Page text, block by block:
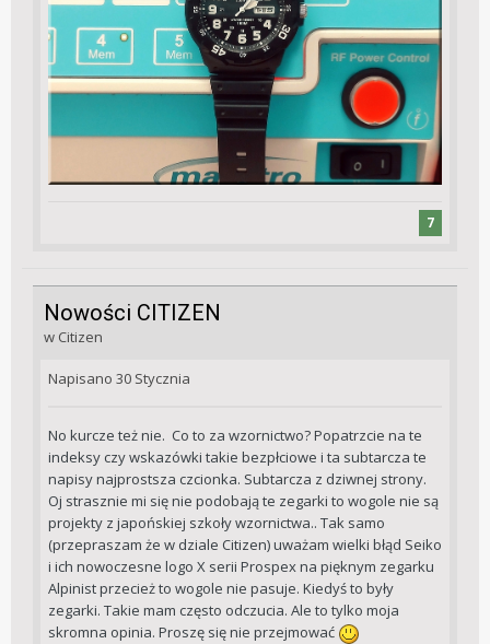
7
Nowości CITIZEN
w Citizen
Napisano 30 Stycznia
No kurcze też nie. Co to za wzornictwo? Popatrzcie na te
indeksy czy wskazówki takie bezpłciowe i ta subtarcza te
napisy najprostsza czcionka. Subtarcza z dziwnej strony.
Oj strasznie mi się nie podobają te zegarki to wogole nie są
projekty z japońskiej szkoły wzornictwa.. Tak samo
(przepraszam że w dziale Citizen) uważam wielki błąd Seiko
i ich nowoczesne logo X serii Prospex na pięknym zegarku
Alpinist przecież to wogole nie pasuje. Kiedyś to były
zegarki. Takie mam często odczucia. Ale to tylko moja
skromna opinia. Proszę się nie przejmować